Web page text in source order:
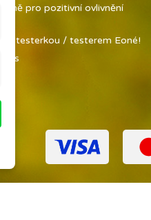
Vůně pro pozitivní ovlivnění
se testerkou / testerem Eoné!
us